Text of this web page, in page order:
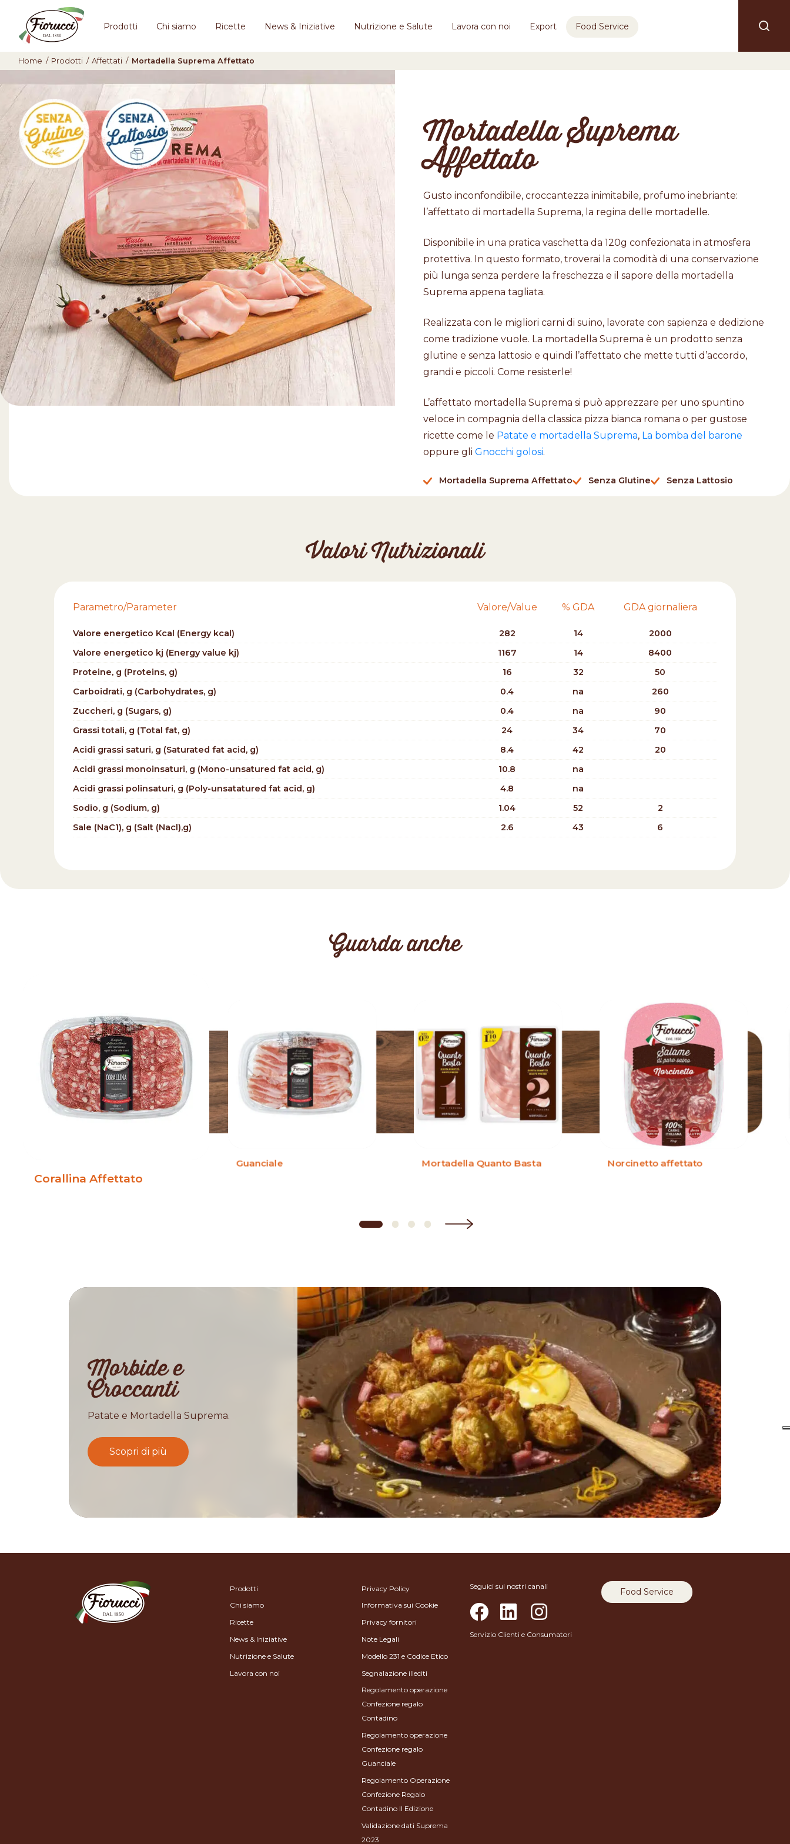
Prodotti Chi siamo Ricette News & Iniziative Nutrizione e Salute Lavora con noi Export Food Service
Home / Prodotti / Affettati / Mortadella Suprema Affettato
Mortadella Suprema
Affettato
Gusto inconfondibile, croccantezza inimitabile, profumo inebriante:
l’affettato di mortadella Suprema, la regina delle mortadelle.
Disponibile in una pratica vaschetta da 120g confezionata in atmosfera
protettiva. In questo formato, troverai la comodità di una conservazione
più lunga senza perdere la freschezza e il sapore della mortadella
Suprema appena tagliata.
Realizzata con le migliori carni di suino, lavorate con sapienza e dedizione
come tradizione vuole. La mortadella Suprema è un prodotto senza
glutine e senza lattosio e quindi l’affettato che mette tutti d’accordo,
grandi e piccoli. Come resisterle!
L’affettato mortadella Suprema si può apprezzare per uno spuntino
veloce in compagnia della classica pizza bianca romana o per gustose
ricette come le Patate e mortadella Suprema, La bomba del barone
oppure gli Gnocchi golosi.
Mortadella Suprema Affettato Senza Glutine Senza Lattosio
Valori Nutrizionali
Parametro/Parameter Valore/Value % GDA GDA giornaliera
Valore energetico Kcal (Energy kcal) 282 14
2000
Valore energetico kj (Energy value kj)
1167 14
8400
Proteine, g (Proteins, g)
16 32
50
Carboidrati, g (Carbohydrates, g)
0.4 na
260
Zuccheri, g (Sugars, g)
0.4 na
90
Grassi totali, g (Total fat, g)
24 34
70
Acidi grassi saturi, g (Saturated fat acid, g)
8.4 42
20
Acidi grassi monoinsaturi, g (Mono-unsatured fat acid, g)
10.8
na
Acidi grassi polinsaturi, g (Poly-unsatatured fat acid, g)
4.8
na
Sodio, g (Sodium, g)
1.04 52
2
Sale (NaC1), g (Salt (Nacl),g)
2.6 43 6
Guarda anche
Corallina Affettato
Guanciale Mortadella Quanto Basta Norcinetto affettato
Morbide e
Croccanti
Patate e Mortadella Suprema.
Scopri di più
Prodotti
Chi siamo
Ricette
News & Iniziative
Nutrizione e Salute
Lavora con noi
Privacy Policy
Informativa sui Cookie
Privacy fornitori
Note Legali
Modello 231 e Codice Etico
Segnalazione illeciti
Regolamento operazione
Confezione regalo
Contadino
Regolamento operazione
Confezione regalo
Guanciale
Regolamento Operazione
Confezione Regalo
Contadino II Edizione
Validazione dati Suprema
2023
Seguici sui nostri canali
Servizio Clienti e Consumatori
Food Service